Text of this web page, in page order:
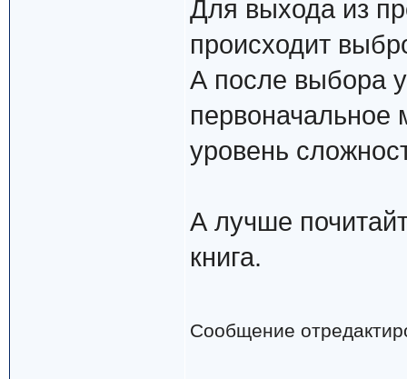
Для выхода из
происходит
А после выбора
уровень
А лучше
книга.
Сообщение